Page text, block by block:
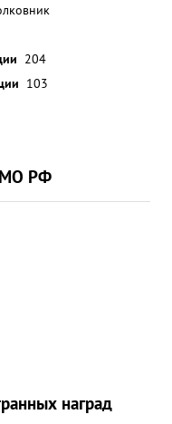
В
Верховного
заслуги. июня
...»
204
103
МО РФ
наград